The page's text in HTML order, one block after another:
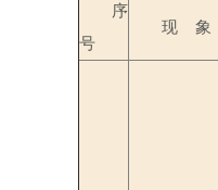
序
号
现 象